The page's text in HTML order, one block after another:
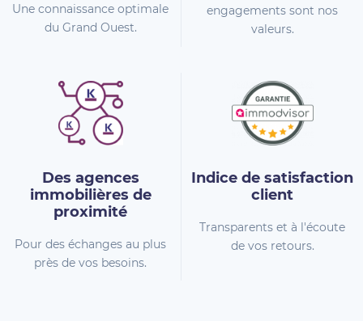
Une connaissance optimale
du Grand Ouest.
engagements sont nos
valeurs.
Des agences
immobilières de
proximité
Pour des échanges au plus
près de vos besoins.
Indice de satisfaction
client
Transparents et à l'écoute
de vos retours.